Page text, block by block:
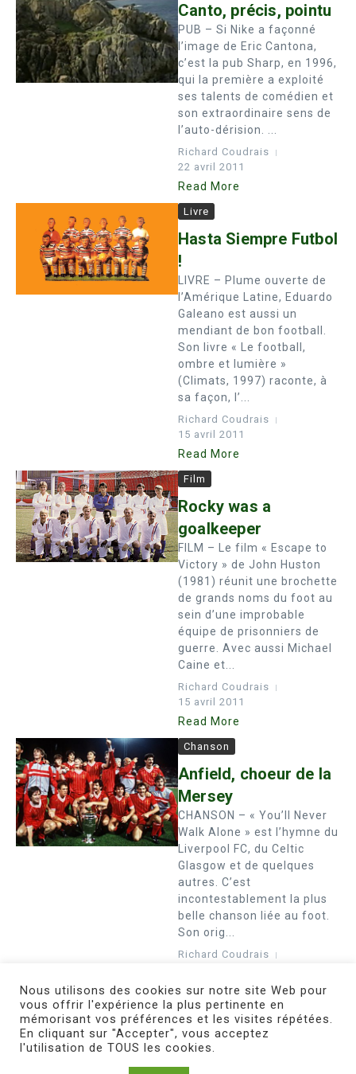
Canto, précis, pointu
PUB – Si Nike a façonné
l’image de Eric Cantona,
c’est la pub Sharp, en 1996,
qui la première a exploité
ses talents de comédien et
son extraordinaire sens de
l’auto-dérision. ...
Richard Coudrais
22 avril 2011
Read More
Livre
Hasta Siempre Futbol
!
LIVRE – Plume ouverte de
l’Amérique Latine, Eduardo
Galeano est aussi un
mendiant de bon football.
Son livre « Le football,
ombre et lumière »
(Climats, 1997) raconte, à
sa façon, l’...
Richard Coudrais
15 avril 2011
Read More
Film
Rocky was a
goalkeeper
FILM – Le film « Escape to
Victory » de John Huston
(1981) réunit une brochette
de grands noms du foot au
sein d’une improbable
équipe de prisonniers de
guerre. Avec aussi Michael
Caine et...
Richard Coudrais
15 avril 2011
Read More
Chanson
Anfield, choeur de la
Mersey
CHANSON – « You’ll Never
Walk Alone » est l’hymne du
Liverpool FC, du Celtic
Glasgow et de quelques
autres. C’est
incontestablement la plus
belle chanson liée au foot.
Son orig...
Richard Coudrais
Read More
1 ... 28 29 30
Nous utilisons des cookies sur notre site Web pour
vous offrir l'expérience la plus pertinente en
mémorisant vos préférences et les visites répétées.
En cliquant sur "Accepter", vous acceptez
l'utilisation de TOUS les cookies.